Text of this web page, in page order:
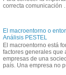
correcta
El macroentorno o
Análisis PESTEL
El macroentorno está
factores generales que
empresas de una
país. Una empresa no